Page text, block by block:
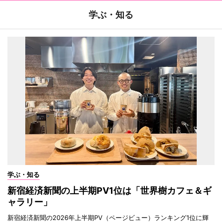
学ぶ・知る
学ぶ・知る
新宿経済新聞の上半期PV1位は「世界樹カフェ＆ギ
ャラリー」
新宿経済新聞の2026年上半期PV（ページビュー）ランキング1位に輝